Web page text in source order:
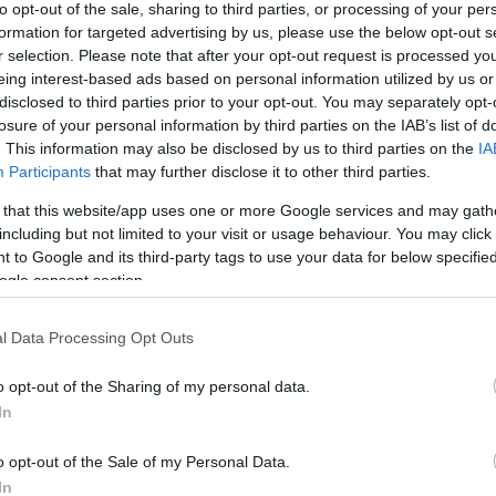
opt-out of the sale, sharing to third parties, or processing of your
for targeted advertising by us, please use the below opt-out
selection. Please note that after your opt-out request is processed
interest-based ads based on personal information utilized by us
to third parties prior to your opt-out. You may separately
of your personal information by third parties on the IAB’s list of
This information may also be disclosed by us to third parties on the
Participants that may further disclose it to other third parties.
that this website/app uses one or more Google services and may
but not limited to your visit or usage behaviour. You may
to Google and its third-party tags to use your data for below
consent section.
Data Processing Opt Outs
opt-out of the Sharing of my personal data.
opt-out of the Sale of my Personal Data.
működő társulás, melynek tagjai már több mint 10
kommunikáció, mozgókép, hangfelvétel-
Csoport „zászlóshajója”: a kulturpart.hu
amely 2008. január 22-én, a Magyar Kultúra
a magyarországi kulturális élet szereplőinek
és megjelenést biztosítunk a fiatal alkotóknak,
Természetesen figyelemmel kísérjük az
munkáját is, beleértve a külföldi előadók,
kortárs alkotó és civil szervezetnek
Acégcsoportszolgáltatásait partnereivel is
rádió), online folyóirat kiadás,
webhoszting,
A
A